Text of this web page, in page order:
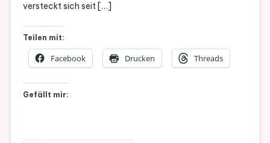
versteckt sich seit […]
Teilen mit:
Facebook Drucken Threads
Gefällt mir: